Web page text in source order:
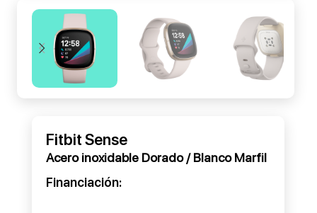
Fitbit Sense
Acero inoxidable Dorado / Blanco Marfil
Financiación: